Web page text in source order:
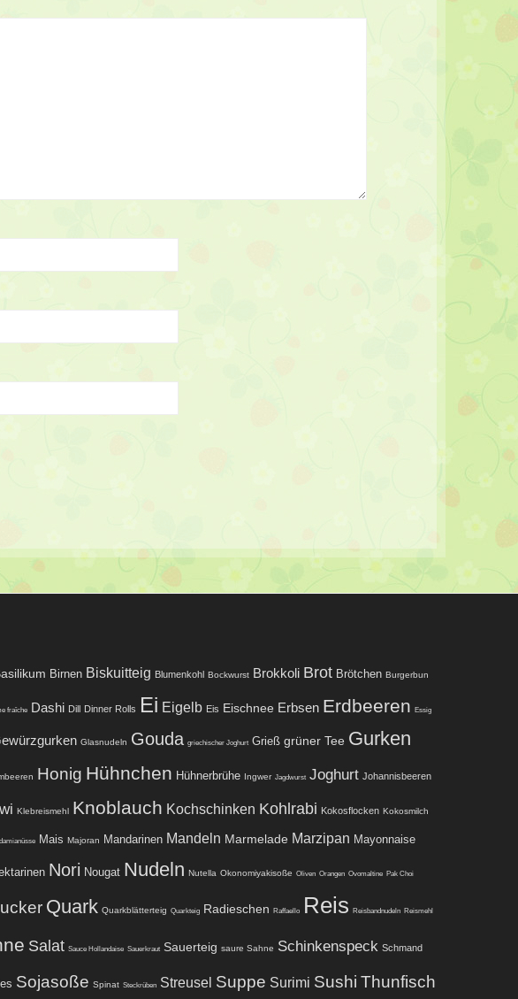
Birnen Biskuitteig Blumenkohl Bockwurst Brokkoli Brot Brötchen Burgerbun
fraîche Dashi Dill Dinner Rolls Ei Eigelb Eis Eischnee Erbsen Erdbeeren Essig
Glasnudeln Gouda griechischer Joghurt Grieß grüner Tee Gurken
Honig Hühnchen Hühnerbrühe Ingwer Jagdwurst Joghurt Johannisbeeren
Klebreismehl Knoblauch Kochschinken Kohlrabi Kokosflocken Kokosmilch
Mais Majoran Mandarinen Mandeln Marmelade Marzipan Mayonnaise
Nori Nougat Nudeln Nutella Okonomiyakisoße Oliven Orangen Ovomaltine Pak Choi
Quark Quarkblätterteig Quarkteig Radieschen Raffaello Reis Reisbandnudeln Reismehl
Salat Sauce Hollandaise Sauerkraut Sauerteig saure Sahne Schinkenspeck Schmand
Sojasoße Spinat Steckrüben Streusel Suppe Surimi Sushi Thunfisch